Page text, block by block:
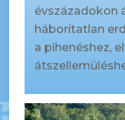
évszázadokon
háborítatlan
a pihenéshez,